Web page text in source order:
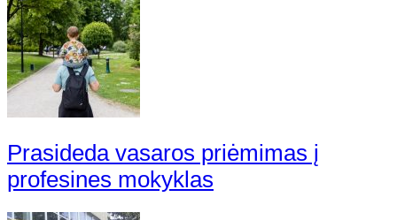
Prasideda vasaros priėmimas į
profesines mokyklas